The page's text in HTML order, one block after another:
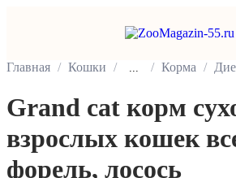
Главная Кошки ... Корма
Grand cat корм
взрослых кошек
форель, лосось